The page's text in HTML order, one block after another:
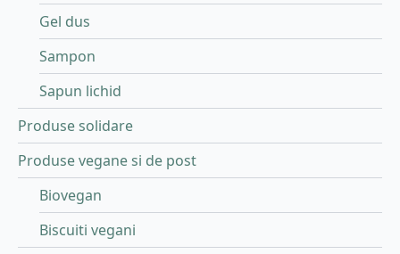
Gel dus
Sampon
Sapun lichid
Produse solidare
Produse vegane si de post
Biovegan
Biscuiti vegani